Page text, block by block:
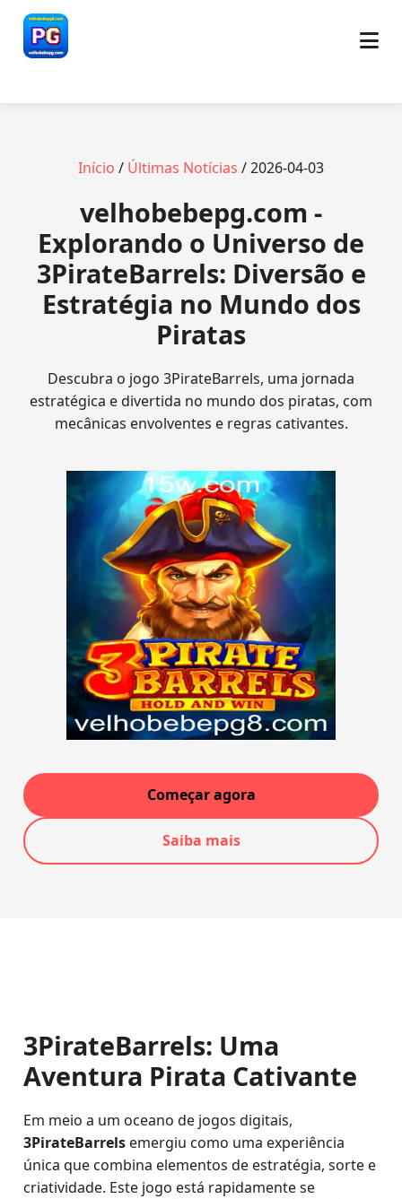
Início / Últimas Notícias / 2026-04-03
velhobebepg.com -
Explorando o Universo de
3PirateBarrels: Diversão e
Estratégia no Mundo dos
Piratas
Descubra o jogo 3PirateBarrels, uma jornada
estratégica e divertida no mundo dos piratas, com
mecânicas envolventes e regras cativantes.
Começar agora
Saiba mais
3PirateBarrels: Uma
Aventura Pirata Cativante
Em meio a um oceano de jogos digitais,
3PirateBarrels emergiu como uma experiência
única que combina elementos de estratégia, sorte e
criatividade. Este jogo está rapidamente se